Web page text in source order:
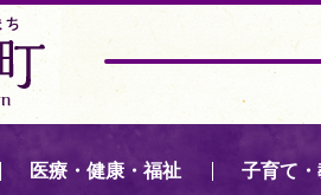
医療・健康・福祉 子育て